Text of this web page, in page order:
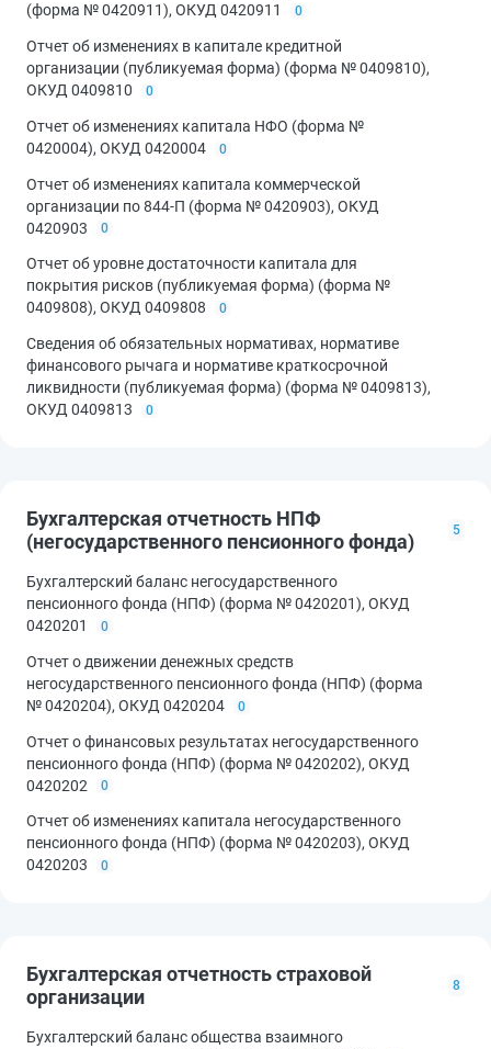
(форма № 0420911), ОКУД 0420911
0
Отчет об изменениях в капитале кредитной
организации (публикуемая форма) (форма № 0409810),
ОКУД 0409810
0
Отчет об изменениях капитала НФО (форма №
0420004), ОКУД 0420004
0
Отчет об изменениях капитала коммерческой
организации по 844-П (форма № 0420903), ОКУД
0420903
0
Отчет об уровне достаточности капитала для
покрытия рисков (публикуемая форма) (форма №
0409808), ОКУД 0409808
0
Сведения об обязательных нормативах, нормативе
финансового рычага и нормативе краткосрочной
ликвидности (публикуемая форма) (форма № 0409813),
ОКУД 0409813
0
Бухгалтерская отчетность НПФ
(негосударственного пенсионного фонда)
5
Бухгалтерский баланс негосударственного
пенсионного фонда (НПФ) (форма № 0420201), ОКУД
0420201
0
Отчет о движении денежных средств
негосударственного пенсионного фонда (НПФ) (форма
№ 0420204), ОКУД 0420204
0
Отчет о финансовых результатах негосударственного
пенсионного фонда (НПФ) (форма № 0420202), ОКУД
0420202
0
Отчет об изменениях капитала негосударственного
пенсионного фонда (НПФ) (форма № 0420203), ОКУД
0420203
0
Бухгалтерская отчетность страховой
организации
8
Бухгалтерский баланс общества взаимного